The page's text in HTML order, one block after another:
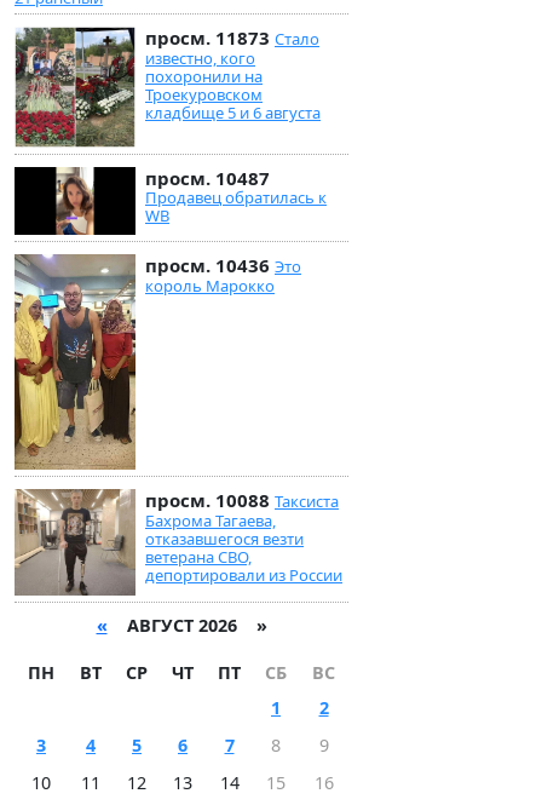
просм. 11873 Стало
известно, кого
похоронили на
Троекуровском
кладбище 5 и 6 августа
просм. 10487
Продавец обратилась к
WB
просм. 10436 Это
король Марокко
просм. 10088 Таксиста
Бахрома Тагаева,
отказавшегося везти
ветерана СВО,
депортировали из России
« АВГУСТ 2026 »
ПН ВТ СР ЧТ ПТ СБ
ВС
1
2
3
4 5 6 7 8
9
10
11 12 13 14 15
16